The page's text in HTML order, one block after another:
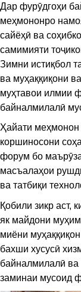
Дар фурӯдгоҳи
меҳмононро
сайёҳӣ ва
самимияти
Зимни истиқбол
ва муҳаққиқони
муҳтавои илмии
байналмилалӣ
Ҳайати меҳмонон
коршиносони
форум бо
масъалаҳои
ва татбиқи
Қобили зикр аст,
як майдони
миёни
бахши хусусӣ
байналмилалӣ
заминаи мусоид